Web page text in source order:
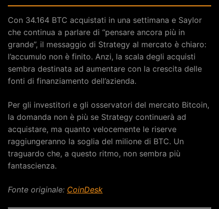
Con 34.164 BTC acquistati in una settimana e Saylor
che continua a parlare di “pensare ancora più in
grande”, il messaggio di Strategy al mercato è chiaro:
l’accumulo non è finito. Anzi, la scala degli acquisti
sembra destinata ad aumentare con la crescita delle
fonti di finanziamento dell’azienda.
Per gli investitori e gli osservatori del mercato Bitcoin,
la domanda non è più se Strategy continuerà ad
acquistare, ma quanto velocemente le riserve
raggiungeranno la soglia del milione di BTC. Un
traguardo che, a questo ritmo, non sembra più
fantascienza.
Fonte originale: CoinDesk